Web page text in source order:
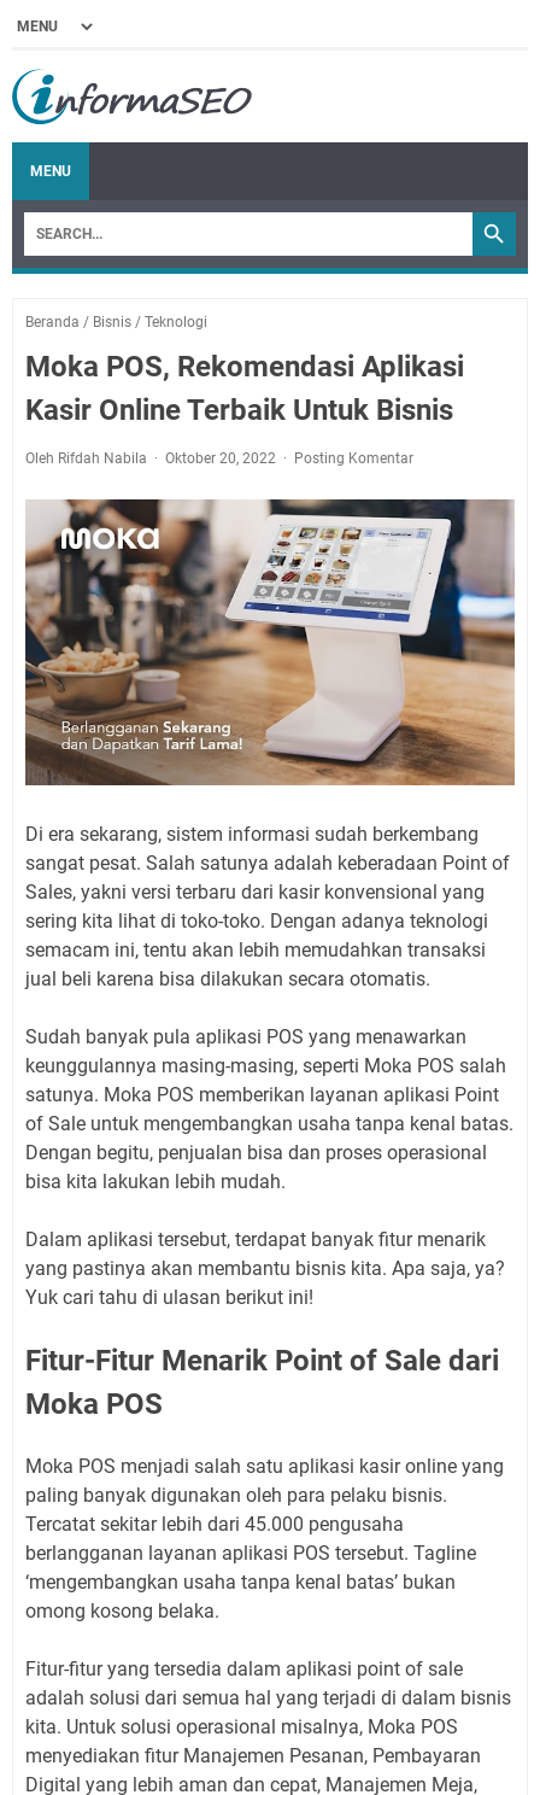
MENU
Beranda / Bisnis / Teknologi
Moka POS, Rekomendasi Aplikasi
Kasir Online Terbaik Untuk Bisnis
Oleh Rifdah Nabila Oktober 20, 2022 Posting Komentar
Di era sekarang, sistem informasi sudah berkembang
sangat pesat. Salah satunya adalah keberadaan Point of
Sales, yakni versi terbaru dari kasir konvensional yang
sering kita lihat di toko-toko. Dengan adanya teknologi
semacam ini, tentu akan lebih memudahkan transaksi
jual beli karena bisa dilakukan secara otomatis.
Sudah banyak pula aplikasi POS yang menawarkan
keunggulannya masing-masing, seperti Moka POS salah
satunya. Moka POS memberikan layanan aplikasi Point
of Sale untuk mengembangkan usaha tanpa kenal batas.
Dengan begitu, penjualan bisa dan proses operasional
bisa kita lakukan lebih mudah.
Dalam aplikasi tersebut, terdapat banyak fitur menarik
yang pastinya akan membantu bisnis kita. Apa saja, ya?
Yuk cari tahu di ulasan berikut ini!
Fitur-Fitur Menarik Point of Sale dari
Moka POS
Moka POS menjadi salah satu aplikasi kasir online yang
paling banyak digunakan oleh para pelaku bisnis.
Tercatat sekitar lebih dari 45.000 pengusaha
berlangganan layanan aplikasi POS tersebut. Tagline
‘mengembangkan usaha tanpa kenal batas’ bukan
omong kosong belaka.
Fitur-fitur yang tersedia dalam aplikasi point of sale
adalah solusi dari semua hal yang terjadi di dalam bisnis
kita. Untuk solusi operasional misalnya, Moka POS
menyediakan fitur Manajemen Pesanan, Pembayaran
Digital yang lebih aman dan cepat, Manajemen Meja,